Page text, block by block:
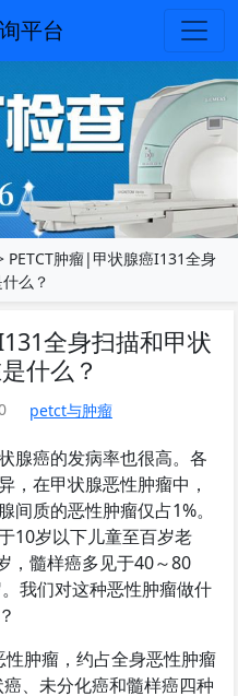
平台
PETCT肿瘤|甲状腺癌I131全身
么？
全身扫描和甲状
什么？
petct与肿瘤
癌的发病率也很高。各
，在甲状腺恶性肿瘤中，
质的恶性肿瘤仅占1%。
10岁以下儿童至百岁老
，髓样癌多见于40～80
我们对这种恶性肿瘤做什
肿瘤，约占全身恶性肿瘤
、未分化癌和髓样癌四种